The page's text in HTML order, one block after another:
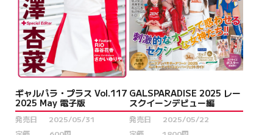
ギャルパラ・プラス Vol.117
2025 May 電子版
発売日
2025/05/31
GALSPARADISE 2025 レー
スクイーンデビュー編
発売日
2025/05/22